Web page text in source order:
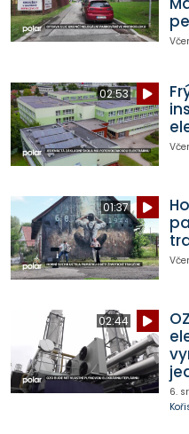
02:53
01:37
02:44
6.